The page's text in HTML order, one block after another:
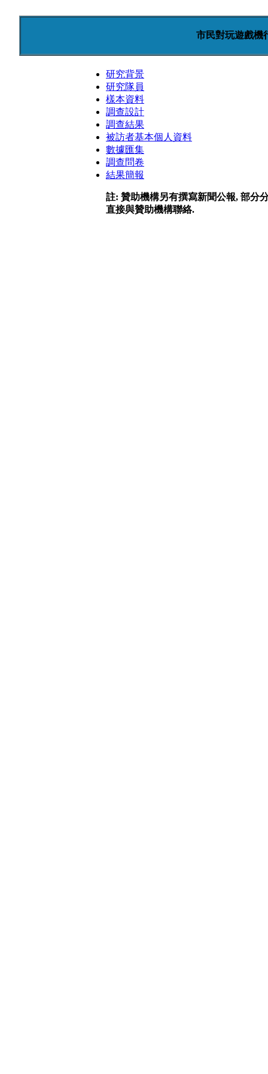
市民對玩遊戲機
研究背景
研究隊員
樣本資料
調查設計
調查結果
被訪者基本個人資料
數據匯集
調查問卷
結果簡報
註: 贊助機構另有撰寫新聞公報, 部分
直接與贊助機構聯絡.